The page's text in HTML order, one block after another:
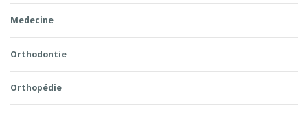
Medecine
Orthodontie
Orthopédie